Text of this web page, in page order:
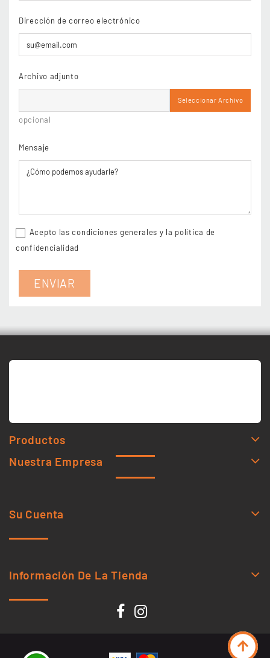
Dirección de correo electrónico
Archivo adjunto
Seleccionar Archivo
opcional
Mensaje
Acepto las condiciones generales y la política de
confidencialidad
Productos
Nuestra Empresa
Su Cuenta
Información De La Tienda